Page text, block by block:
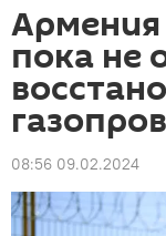
пока не
08:56 09.02.2024